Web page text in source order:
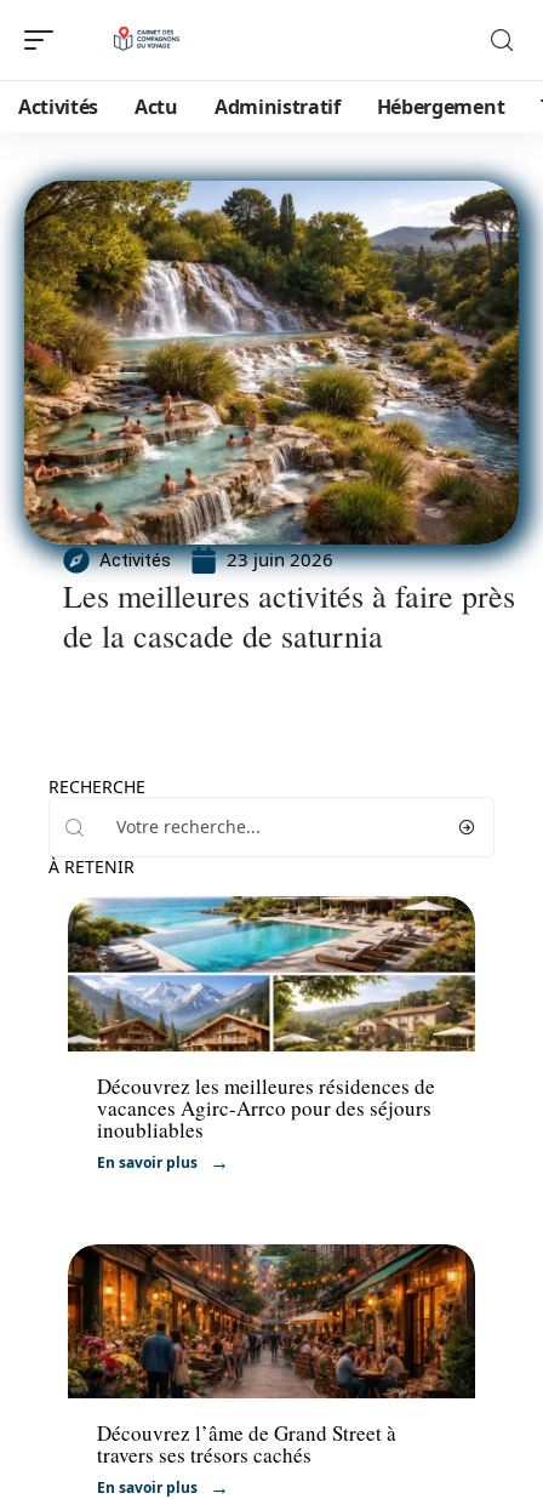
Activités Actu Administratif Hébergement
Activités 23 juin 2026
Les meilleures activités à faire près
de la cascade de saturnia
RECHERCHE
À RETENIR
Hébergement
Découvrez les meilleures résidences de
vacances Agirc-Arrco pour des séjours
inoubliables
En savoir plus
Voyage
Découvrez l’âme de Grand Street à
travers ses trésors cachés
En savoir plus